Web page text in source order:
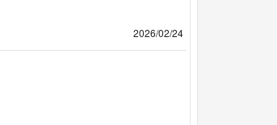
2026/02/24